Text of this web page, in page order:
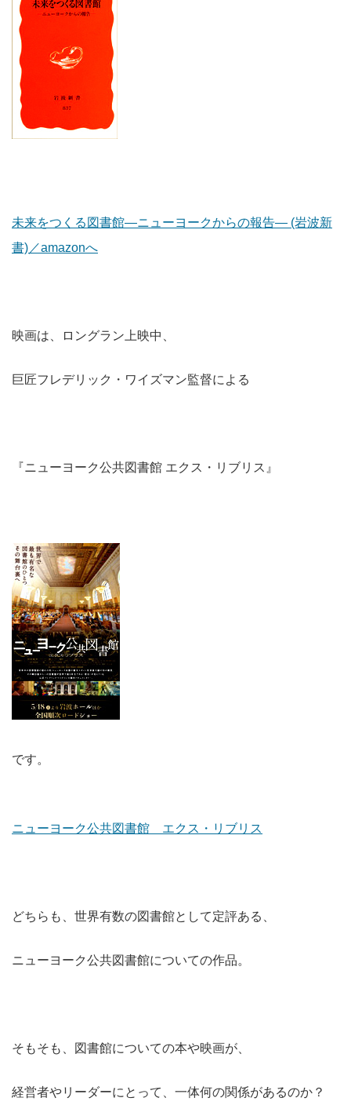
未来をつくる図書館―ニューヨークからの報告― (岩波新
書)／amazonへ
映画は、ロングラン上映中、
巨匠フレデリック・ワイズマン監督による
『ニューヨーク公共図書館 エクス・リブリス』
です。
ニューヨーク公共図書館 エクス・リブリス
どちらも、世界有数の図書館として定評ある、
ニューヨーク公共図書館についての作品。
そもそも、図書館についての本や映画が、
経営者やリーダーにとって、一体何の関係があるのか？